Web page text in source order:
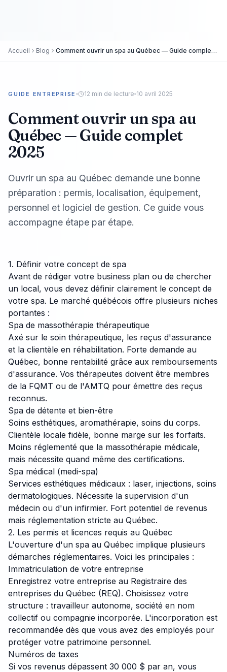
Accueil Blog Comment ouvrir un spa au Québec — Guide complet 2025
GUIDE ENTREPRISE 12 min de lecture 10 avril 2025
Comment ouvrir un spa au
Québec — Guide complet
2025
Ouvrir un spa au Québec demande une bonne
préparation : permis, localisation, équipement,
personnel et logiciel de gestion. Ce guide vous
accompagne étape par étape.
1. Définir votre concept de spa
Avant de rédiger votre business plan ou de chercher
un local, vous devez définir clairement le concept de
votre spa. Le marché québécois offre plusieurs niches
portantes :
Spa de massothérapie thérapeutique
Axé sur le soin thérapeutique, les reçus d'assurance
et la clientèle en réhabilitation. Forte demande au
Québec, bonne rentabilité grâce aux remboursements
d'assurance. Vos thérapeutes doivent être membres
de la FQMT ou de l'AMTQ pour émettre des reçus
reconnus.
Spa de détente et bien-être
Soins esthétiques, aromathérapie, soins du corps.
Clientèle locale fidèle, bonne marge sur les forfaits.
Moins réglementé que la massothérapie médicale,
mais nécessite quand même des certifications.
Spa médical (medi-spa)
Services esthétiques médicaux : laser, injections, soins
dermatologiques. Nécessite la supervision d'un
médecin ou d'un infirmier. Fort potentiel de revenus
mais réglementation stricte au Québec.
2. Les permis et licences requis au Québec
L'ouverture d'un spa au Québec implique plusieurs
démarches réglementaires. Voici les principales :
Immatriculation de votre entreprise
Enregistrez votre entreprise au Registraire des
entreprises du Québec (REQ). Choisissez votre
structure : travailleur autonome, société en nom
collectif ou compagnie incorporée. L'incorporation est
recommandée dès que vous avez des employés pour
protéger votre patrimoine personnel.
Numéros de taxes
Si vos revenus dépassent 30 000 $ par an, vous